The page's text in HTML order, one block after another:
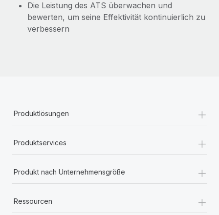
Die Leistung des ATS überwachen und
bewerten, um seine Effektivität kontinuierlich zu
verbessern
Produktlösungen +
Produktservices +
Produkt nach Unternehmensgröße +
Ressourcen +